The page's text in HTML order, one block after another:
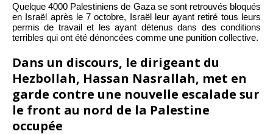
Quelque 4000 Palestiniens de Gaza se sont retrouvés bloqués
en Israël après le 7 octobre, Israël leur ayant retiré tous leurs
permis de travail et les ayant détenus dans des conditions
terribles qui ont été dénoncées comme une punition collective.
Dans un discours, le dirigeant du
Hezbollah, Hassan Nasrallah, met en
garde contre une nouvelle escalade sur
le front au nord de la Palestine
occupée